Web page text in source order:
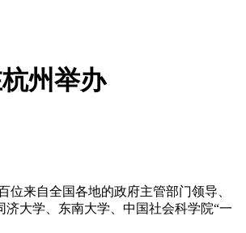
州举办
来自全国各地的政府主管部门领导、
大学、东南大学、中国社会科学院“一